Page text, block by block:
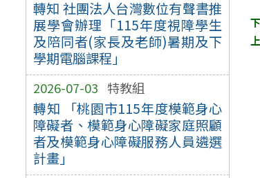
轉知 社團法人台灣數位有聲書推
展學會辦理「115年度視障學生
及陪同者(家長及老師)暑期及下
學期電腦課程」
2026-07-03 特教組
轉知 「桃園市115年度模範身心
障礙者、模範身心障礙家庭照顧
者及模範身心障礙服務人員遴選
計畫」